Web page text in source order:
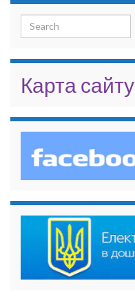
Search for:
Карта сайту